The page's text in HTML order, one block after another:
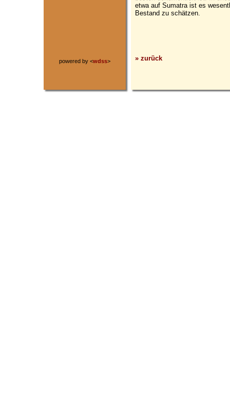
powered by <wdss>
etwa auf Sumatra ist es
Bestand zu schätzen.
» zurück